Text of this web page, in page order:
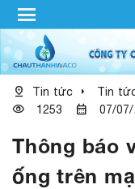
menu
pin_drop Tin tức arrow_right Tin
calendar_month 07/
visibility 1253
Thông báo
ống trên